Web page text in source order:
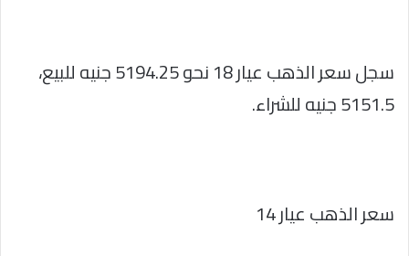
سجل سعر الذهب عيار 18 نحو 5194.25 جنيه للبيع،
5151.5 جنيه للشراء.
سعر الذهب عيار 14